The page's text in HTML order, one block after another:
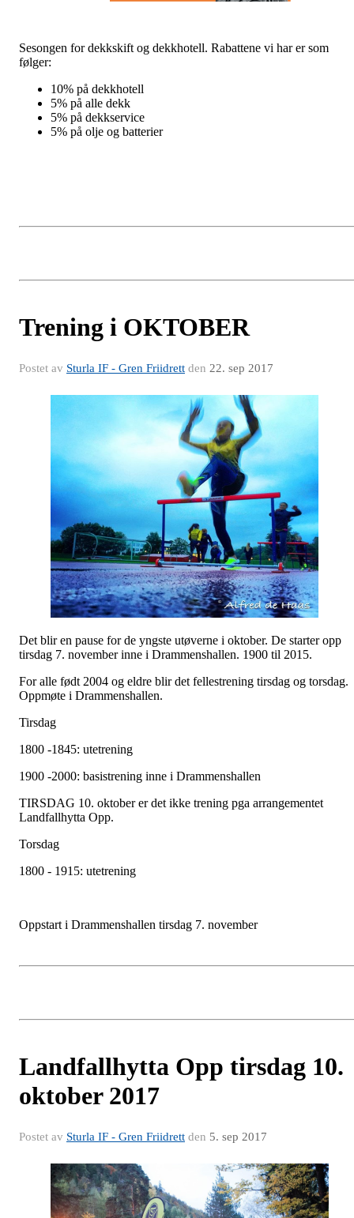
Sesongen for dekkskift og dekkhotell. Rabattene vi har er som
følger:
10% på dekkhotell
5% på alle dekk
5% på dekkservice
5% på olje og batterier
Trening i OKTOBER
Postet av Sturla IF - Gren Friidrett den 22. sep 2017
Det blir en pause for de yngste utøverne i oktober. De starter opp
tirsdag 7. november inne i Drammenshallen. 1900 til 2015.
For alle født 2004 og eldre blir det fellestrening tirsdag og torsdag.
Oppmøte i Drammenshallen.
Tirsdag
1800 -1845: utetrening
1900 -2000: basistrening inne i Drammenshallen
TIRSDAG 10. oktober er det ikke trening pga arrangementet
Landfallhytta Opp.
Torsdag
1800 - 1915: utetrening
Oppstart i Drammenshallen tirsdag 7. november
Landfallhytta Opp tirsdag 10.
oktober 2017
Postet av Sturla IF - Gren Friidrett den 5. sep 2017